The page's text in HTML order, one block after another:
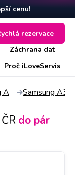
cenu!
Záchrana dat
Proč iLoveServis
rezervace
A Samsung A3
do pár